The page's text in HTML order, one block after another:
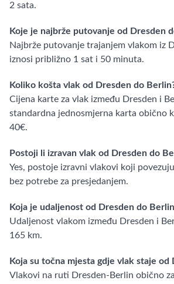
2 sata.
Koje je najbrže putovanje od Dresden
Najbrže putovanje trajanjem vlakom iz
iznosi približno 1 sat i 50 minuta.
Koliko košta vlak od Dresden do
Cijena karte za vlak između Dresden i
standardna jednosmjerna karta obično
40€.
Postoji li izravan vlak od Dresden do
Yes, postoje izravni vlakovi koji
bez potrebe za presjedanjem.
Koja je udaljenost od Dresden do
Udaljenost vlakom između Dresden i
165 km.
Koja su točna mjesta gdje vlak staje od
Vlakovi na ruti Dresden-Berlin obično